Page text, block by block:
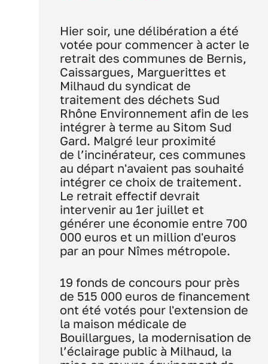
Hier soir, une délibération a été
votée pour commencer à acter le
retrait des communes de Bernis,
Caissargues, Marguerittes et
Milhaud du syndicat de
traitement des déchets Sud
Rhône Environnement afin de les
intégrer à terme au Sitom Sud
Gard. Malgré leur proximité
de l’incinérateur, ces communes
au départ n'avaient pas souhaité
intégrer ce choix de traitement.
Le retrait effectif devrait
intervenir au 1er juillet et
générer une économie entre 700
000 euros et un million d'euros
par an pour Nîmes métropole.
19 fonds de concours pour près
de 515 000 euros de financement
ont été votés pour l'extension de
la maison médicale de
Bouillargues, la modernisation de
l’éclairage public à Milhaud, la